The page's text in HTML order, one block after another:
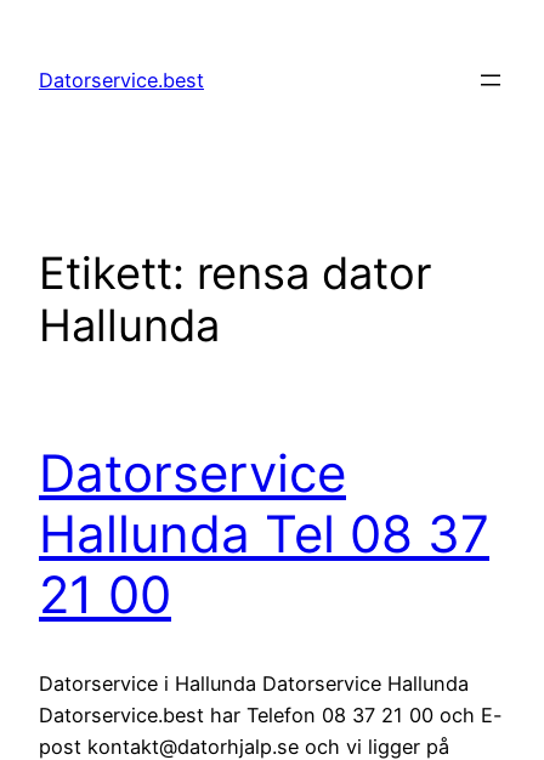
innehåll
Datorservice.best
Etikett: rensa dator
Hallunda
Datorservice
Hallunda Tel 08 37
21 00
Datorservice i Hallunda Datorservice Hallunda
Datorservice.best har Telefon 08 37 21 00 och E-
post kontakt@datorhjalp.se och vi ligger på